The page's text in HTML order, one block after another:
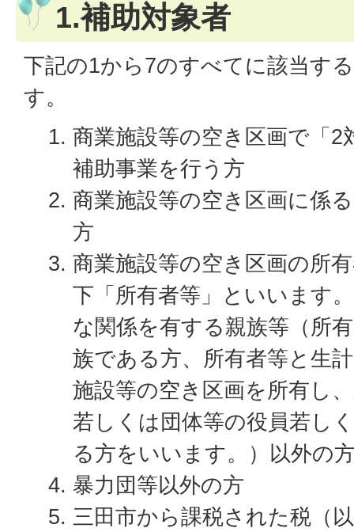
1.補助対象者
下記の1から7のすべてに該当す
す。
商業施設等の空き区画で「2
補助事業を行う方
商業施設等の空き区画に係
方
商業施設等の空き区画の所
下「所有者等」といいます
な関係を有する親族等（所
族である方、所有者等と生
施設等の空き区画を所有し
若しくは団体等の役員若し
る方をいいます。）以外の
暴力団等以外の方
三田市から課税された税（